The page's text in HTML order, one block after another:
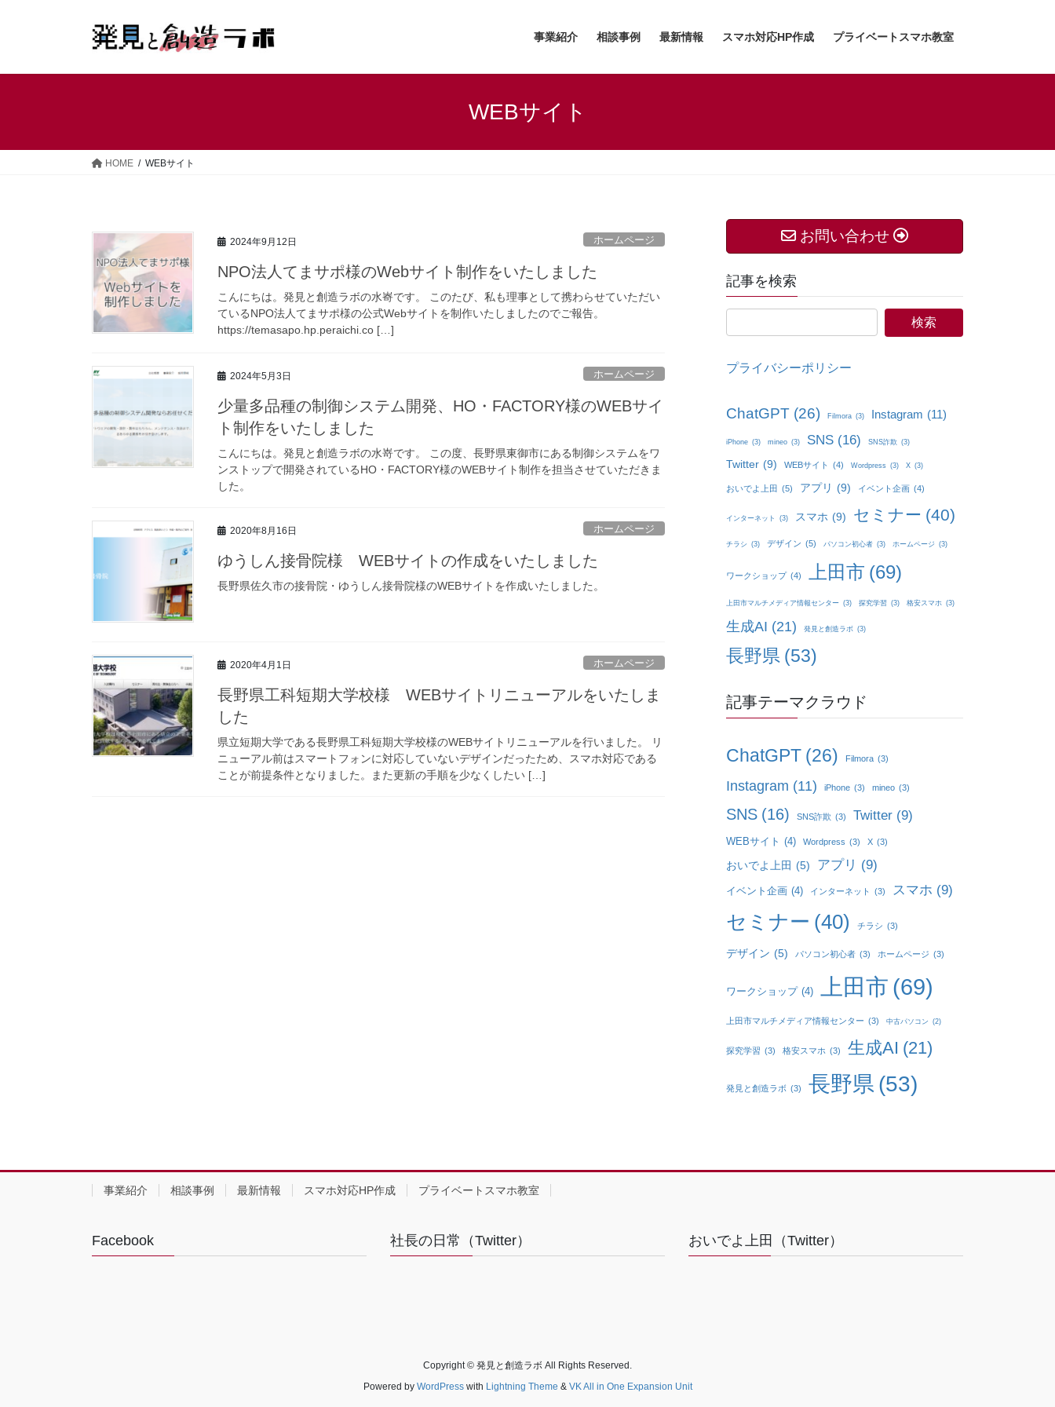
事業紹介 相談事例 最新情報 スマホ対応HP作成 プライベートスマホ教室
WEBサイト
HOME WEBサイト
2024年9月12日 ホームページ
NPO法人てまサポ様のWebサイト制作をいたしました
こんにちは。発見と創造ラボの水㟢です。 このたび、私も理事として携わらせていただい
ているNPO法人てまサポ様の公式Webサイトを制作いたしましたのでご報告。
https://temasapo.hp.peraichi.co […]
2024年5月3日 ホームページ
少量多品種の制御システム開発、HO・FACTORY様のWEBサイ
ト制作をいたしました
こんにちは。発見と創造ラボの水嵜です。 この度、長野県東御市にある制御システムをワ
ンストップで開発されているHO・FACTORY様のWEBサイト制作を担当させていただきま
した。
2020年8月16日 ホームページ
ゆうしん接骨院様 WEBサイトの作成をいたしました
長野県佐久市の接骨院・ゆうしん接骨院様のWEBサイトを作成いたしました。
2020年4月1日 ホームページ
長野県工科短期大学校様 WEBサイトリニューアルをいたしま
した
県立短期大学である長野県工科短期大学校様のWEBサイトリニューアルを行いました。 リ
ニューアル前はスマートフォンに対応していないデザインだったため、スマホ対応である
ことが前提条件となりました。また更新の手順を少なくしたい […]
お問い合わせ
記事を検索
プライバシーポリシー
ChatGPT (26) Filmora (3) Instagram (11)
iPhone (3) mineo (3) SNS (16) SNS詐欺 (3)
Twitter (9) WEBサイト (4) Wordpress (3) X (3)
おいでよ上田 (5) アプリ (9) イベント企画 (4)
インターネット (3) スマホ (9) セミナー (40)
チラシ (3) デザイン (5) パソコン初心者 (3) ホームページ (3)
ワークショップ (4) 上田市 (69)
上田市マルチメディア情報センター (3) 探究学習 (3) 格安スマホ (3)
生成AI (21) 発見と創造ラボ (3)
長野県 (53)
記事テーマクラウド
ChatGPT (26) Filmora (3)
Instagram (11) iPhone (3) mineo (3)
SNS (16) SNS詐欺 (3) Twitter (9)
WEBサイト (4) Wordpress (3) X (3)
おいでよ上田 (5) アプリ (9)
イベント企画 (4) インターネット (3) スマホ (9)
セミナー (40) チラシ (3)
デザイン (5) パソコン初心者 (3) ホームページ (3)
ワークショップ (4) 上田市 (69)
上田市マルチメディア情報センター (3) 中古パソコン (2)
探究学習 (3) 格安スマホ (3) 生成AI (21)
発見と創造ラボ (3) 長野県 (53)
事業紹介 相談事例 最新情報 スマホ対応HP作成 プライベートスマホ教室
Facebook 社長の日常（Twitter） おいでよ上田（Twitter）
Copyright © 発見と創造ラボ All Rights Reserved.
Powered by WordPresswith Lightning Theme & VK All in One Expansion Unit